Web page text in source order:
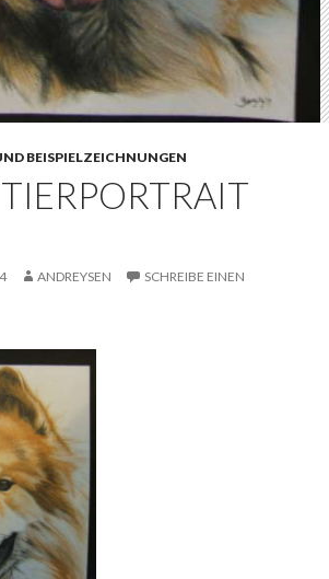
BEISPIELZEICHNUNGEN
ANDREYSEN
SCHREIBE EINEN